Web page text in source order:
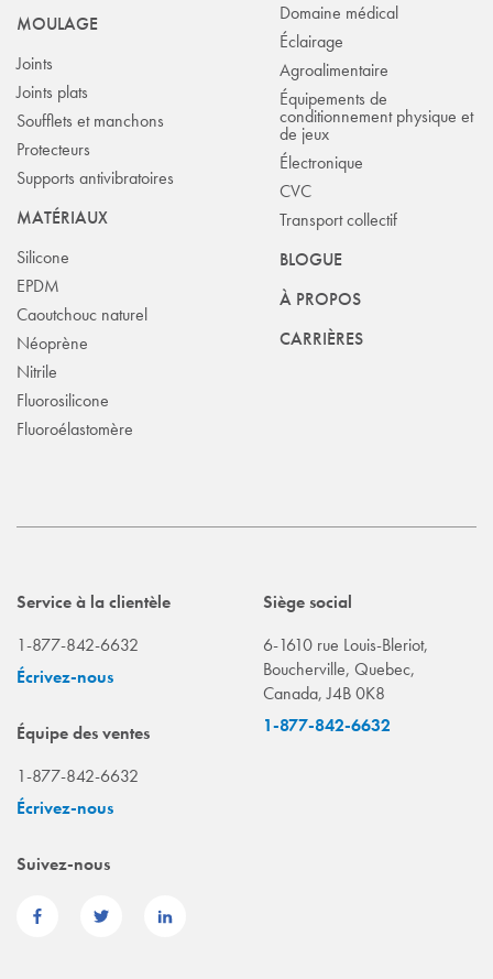
Service à la clientèle
1-877-842-6632
Écrivez-nous
Équipe des ventes
1-877-842-6632
Écrivez-nous
Siège social
6-1610 rue Louis-Bleriot,
Boucherville, Quebec,
Canada, J4B 0K8
1-877-842-6632
Suivez-nous
MOULAGE
Joints
Joints plats
Soufflets et manchons
Protecteurs
Supports antivibratoires
MATÉRIAUX
Silicone
EPDM
Caoutchouc naturel
Néoprène
Nitrile
Fluorosilicone
Fluoroélastomère
Domaine médical
Éclairage
Agroalimentaire
Équipements de
conditionnement physique et
de jeux
Électronique
CVC
Transport collectif
BLOGUE
À PROPOS
CARRIÈRES